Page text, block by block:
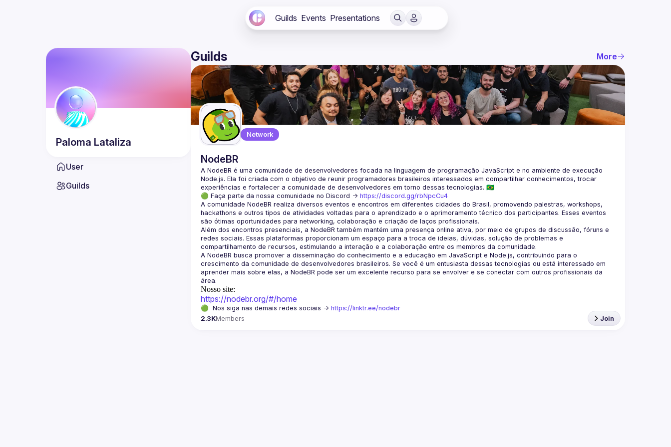
Guilds Events Presentations
Paloma Lataliza
User
Guilds
Guilds More
Network
NodeBR
A NodeBR é uma comunidade de desenvolvedores focada na linguagem de programação JavaScript e no ambiente de execução
Node.js. Ela foi criada com o objetivo de reunir programadores brasileiros interessados em compartilhar conhecimentos, trocar
🟢 Faça parte da nossa comunidade no Discord -> https://discord.gg/rbNpcCu4
A comunidade NodeBR realiza diversos eventos e encontros em diferentes cidades do Brasil, promovendo palestras, workshops,
hackathons e outros tipos de atividades voltadas para o aprendizado e o aprimoramento técnico dos participantes. Esses eventos
Além dos encontros presenciais, a NodeBR também mantém uma presença online ativa, por meio de grupos de discussão, fóruns e
redes sociais. Essas plataformas proporcionam um espaço para a troca de ideias, dúvidas, solução de problemas e
A NodeBR busca promover a disseminação do conhecimento e a educação em JavaScript e Node.js, contribuindo para o
crescimento da comunidade de desenvolvedores brasileiros. Se você é um entusiasta dessas tecnologias ou está interessado em
aprender mais sobre elas, a NodeBR pode ser um excelente recurso para se envolver e se conectar com outros profissionais da
Nosso site:
https://nodebr.org/#/home
🟢  Nos siga nas demais redes sociais -> https://linktr.ee/nodebr
2.3KMembers Join